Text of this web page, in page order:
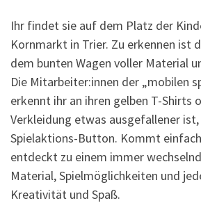
Ihr findet sie auf dem Platz der
Kornmarkt in Trier. Zu erkennen ist
dem bunten Wagen voller Material
Die Mitarbeiter:innen der „mobilen
erkennt ihr an ihren gelben T-Shirts
Verkleidung etwas ausgefallener
Spielaktions-Button. Kommt
entdeckt zu einem immer
Material, Spielmöglichkeiten und
Kreativität und Spaß.